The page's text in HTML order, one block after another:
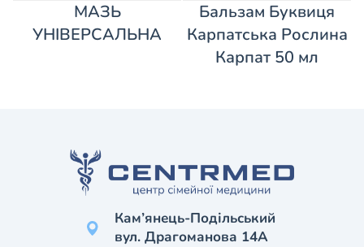
МАЗЬ
УНІВЕРСАЛЬНА
Бальзам Буквиця
Карпатська Рослина
Карпат 50 мл
Кам’янець-Подільський
вул. Драгоманова 14А